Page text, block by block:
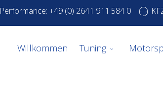
Performance: +49 (0) 2641 911 584 0
Willkommen Tuning